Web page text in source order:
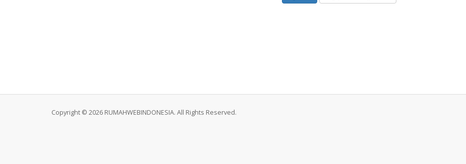
Copyright © 2026 RUMAHWEBINDONESIA. All Rights Reserved.